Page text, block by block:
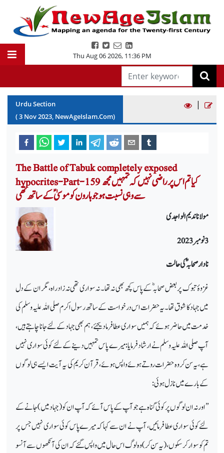
Thu Aug 06 2026, 11:36 PM
Urdu Section
(3 Nov2023, NewAgeIslam.Com)
|
The Battle of Tabuk completely exposed
hypocrites-Part-159 کیا تم اس پر راضی نہیں کہ تمہیں مجھ
سےوہی نسبت ہو جو ہارون کوموسیٰؑ کےساتھ تھی
مولانا ندیم الواجدی
3 نومبر 2023
نادار صحابہؓ کی حالت
غزوۂ تبوک پر بعض صحابہ ؓ کے پاس کچھ بھی نہ تھا۔ نہ سواری تھی نہ زاد راہ، مگر ان کے دل
میں جہاد کا شوق تھا۔ یہ حضرات اس درخواست کے ساتھ رسول اکرم صلی اللہ علیہ وسلم کی
خدمت میں حاضر ہوئے کہ ہمیں سواری عطا فرمادیجئے، ہم بھی جہاد کے لئے جانا چاہتے ہیں ،
آپ صلی اللہ علیہ وسلم نے ارشاد فرمایا: میرے پاس تمہیں دینے کے لئے کوئی سواری نہیں
ہے، یہ سن کر وہ حضرات روتے ہوئے واپس ہوئے، قرآن کریم کی یہ آیت ایسے ہی لوگوں
کے بارے میں نازل ہوئی:
’’اور نہ ان لوگوں پر کوئی گناہ ہے جو آپ کے پاس آئے کہ آپ ان کو (جہاد میں ) جانے کے
لئے کوئی سواری عطا فرمائیں ، آپ نے ان سے کہا کہ میرے پاس کوئی سواری نہیں جس پر
تم کو سوار کرسکوں ، (یہ سن کر) وہ لوگ اس حال میں واپس گئے کہ ان کی آنکھوں سے آنسو